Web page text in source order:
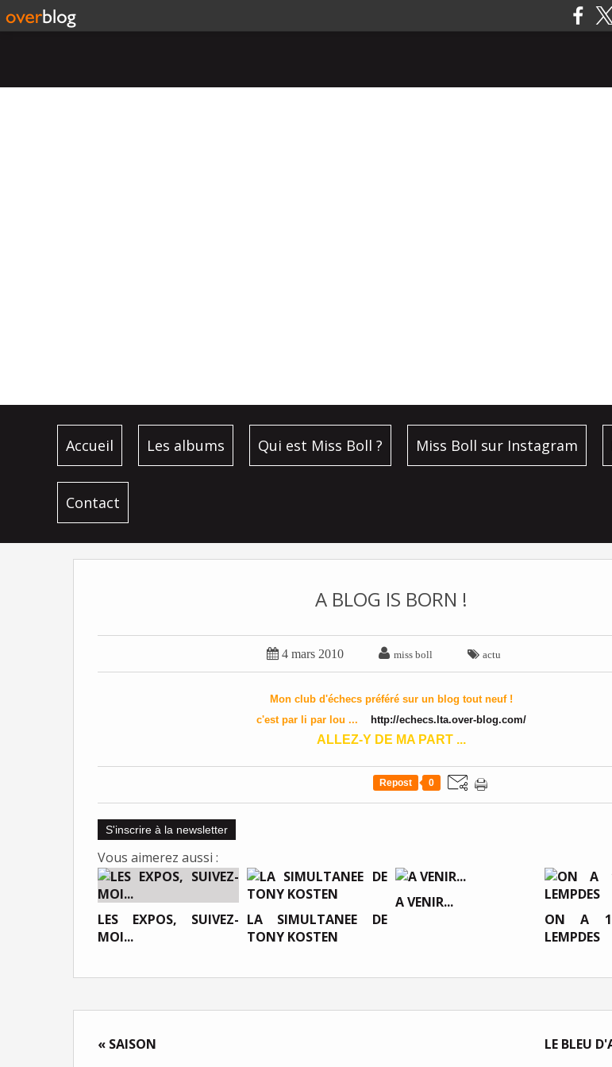
Accueil Les albums Qui est Miss Boll ? Miss Boll sur Instagram
Contact
A BLOG IS BORN !
 4 mars 2010  miss boll  actu
Mon club d'échecs préféré sur un blog tout neuf !
c'est par li par lou ...
http://echecs.lta.over-blog.com/
ALLEZ-Y DE MA PART ...
Repost 0
S'inscrire à la newsletter
Vous aimerez aussi :
LES EXPOS, SUIVEZ-
MOI...
LA SIMULTANEE DE
TONY KOSTEN
A VENIR...
ON A
LEMPDES
« SAISON LE BLEU